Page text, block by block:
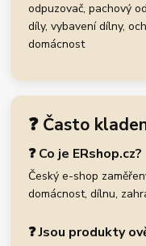
odpuzovač, pachový
díly, vybavení dílny,
domácnost
❓ Často
❓ Co je ERshop.cz?
Český e-shop
domácnost, dílnu,
❓ Jsou produkty